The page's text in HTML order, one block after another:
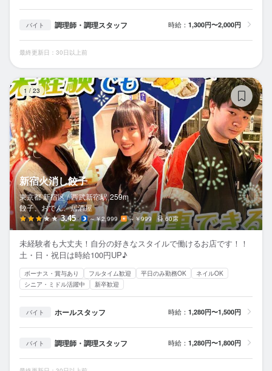
バイト 調理師・調理スタッフ 時給： 1,300円〜2,000円
最終更新日：30日以上前
1 / 23
新宿火消し餃子
東京都 新宿区 / 西武新宿駅 259m
餃子、おでん、居酒屋
3.45 ～￥2,999 ～￥999 60席
未経験者も大丈夫！自分の好きなスタイルで働けるお店です！！
土・日・祝日は時給100円UP♪
ボーナス・賞与あり フルタイム歓迎 平日のみ勤務OK
ネイルOK
シニア・ミドル活躍中
新卒歓迎
バイト ホールスタッフ 時給： 1,280円〜1,500円
バイト 調理師・調理スタッフ 時給： 1,280円〜1,800円